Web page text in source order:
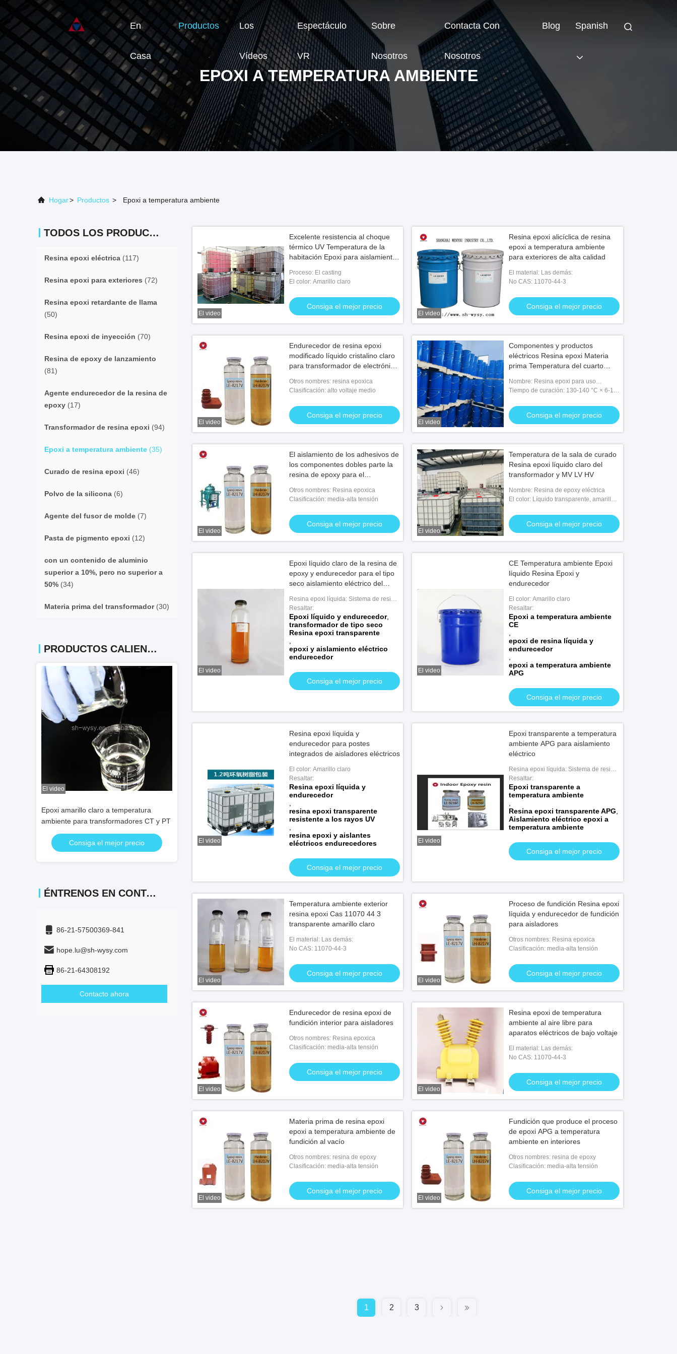
En
Casa
Productos Los
Vídeos
Espectáculo
VR
Sobre
Nosotros
Contacta Con
Nosotros
Blog Spanish
EPOXI A TEMPERATURA AMBIENTE
Hogar> Productos > Epoxi a temperatura ambiente
TODOS LOS PRODUCTOS
Resina epoxi eléctrica (117)
Resina epoxi para exteriores (72)
Resina epoxi retardante de llama
(50)
Resina epoxi de inyección (70)
Resina de epoxy de lanzamiento
(81)
Agente endurecedor de la resina de
epoxy (17)
Transformador de resina epoxi (94)
Epoxi a temperatura ambiente (35)
Curado de resina epoxi (46)
Polvo de la silicona (6)
Agente del fusor de molde (7)
Pasta de pigmento epoxi (12)
con un contenido de aluminio
superior a 10%, pero no superior a
50% (34)
Materia prima del transformador(30)
PRODUCTOS CALIENTES
El video
Epoxi amarillo claro a temperatura
ambiente para transformadores CT y PT
Consiga el mejor precio
Epoxi amarillo claro a temperatura
ambiente para transformadores CT y PT
Consiga el mejor precio
ÉNTRENOS EN CONTACTO CON
86-21-57500369-841
hope.lu@sh-wysy.com
86-21-64308192
Contacto ahora
El video
Excelente resistencia al choque
térmico UV Temperatura de la
habitación Epoxi para aislamiento
Proceso: El casting
El color: Amarillo claro
Consiga el mejor precio
El video
Resina epoxi alicíclica de resina
epoxi a temperatura ambiente
para exteriores de alta calidad
El material: Las demás:
No CAS: 11070-44-3
Consiga el mejor precio
El video
Endurecedor de resina epoxi
modificado líquido cristalino claro
para transformador de electrónica
Otros nombres: resina epoxica
Clasificación: alto voltaje medio
Consiga el mejor precio
El video
Componentes y productos
eléctricos Resina epoxi Materia
prima Temperatura del cuarto
Nombre: Resina epoxi para uso
eléctrico
Tiempo de curación: 130-140 °C × 6-10
Consiga el mejor precio
El video
El aislamiento de los adhesivos de
los componentes dobles parte la
resina de epoxy para el
Otros nombres: Resina epoxica
Clasificación: media-alta tensión
Consiga el mejor precio
El video
Temperatura de la sala de curado
Resina epoxi líquido claro del
transformador y MV LV HV
Nombre: Resina de epoxy eléctrica
El color: Líquido transparente, amarillo
Consiga el mejor precio
El video
Epoxi líquido claro de la resina de
epoxy y endurecedor para el tipo
seco aislamiento eléctrico del
Resina epoxi líquida: Sistema de resina
epoxi APG para aplicaciones de interior
Resaltar:
Epoxi líquido y endurecedor,
transformador de tipo seco
Resina epoxi transparente
epoxi y aislamiento eléctrico
endurecedor
Consiga el mejor precio
El video
CE Temperatura ambiente Epoxi
líquido Resina Epoxi y
endurecedor
El color: Amarillo claro
Resaltar:
Epoxi a temperatura ambiente
CE
epoxi de resina líquida y
endurecedor
epoxi a temperatura ambiente
APG
Consiga el mejor precio
El video
Resina epoxi líquida y
endurecedor para postes
integrados de aisladores eléctricos
El color: Amarillo claro
Resaltar:
Resina epoxi líquida y
endurecedor
resina epoxi transparente
resistente a los rayos UV
resina epoxi y aislantes
eléctricos endurecedores
Consiga el mejor precio
El video
Epoxi transparente a temperatura
ambiente APG para aislamiento
eléctrico
Resina epoxi líquida: Sistema de resina
epoxi APG para aplicaciones de interior
Resaltar:
Epoxi transparente a
temperatura ambiente
Resina epoxi transparente APG
Aislamiento eléctrico epoxi a
temperatura ambiente
Consiga el mejor precio
El video
Temperatura ambiente exterior
resina epoxi Cas 11070 44 3
transparente amarillo claro
El material: Las demás:
No CAS: 11070-44-3
Consiga el mejor precio
El video
Proceso de fundición Resina epoxi
líquida y endurecedor de fundición
para aisladores
Otros nombres: Resina epoxica
Clasificación: media-alta tensión
Consiga el mejor precio
El video
Endurecedor de resina epoxi de
fundición interior para aisladores
Otros nombres: Resina epoxica
Clasificación: media-alta tensión
Consiga el mejor precio
El video
Resina epoxi de temperatura
ambiente al aire libre para
aparatos eléctricos de bajo voltaje
El material: Las demás:
No CAS: 11070-44-3
Consiga el mejor precio
El video
Materia prima de resina epoxi
epoxi a temperatura ambiente de
fundición al vacío
Otros nombres: resina de epoxy
Clasificación: media-alta tensión
Consiga el mejor precio
El video
Fundición que produce el proceso
de epoxi APG a temperatura
ambiente en interiores
Otros nombres: resina de epoxy
Clasificación: media-alta tensión
Consiga el mejor precio
1 2 3